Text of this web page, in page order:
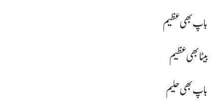
باپ بھی عظیم
بیٹا بھی عظیم
باپ بھی حلیم